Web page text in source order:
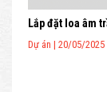
Lắp đặt loa âm
Dự án | 20/05/2025